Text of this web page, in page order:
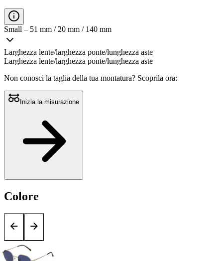
0.0
su
5.
Leggi
0
recensioni
Stesso
link
alla
pagina.
Small – 51 mm / 20 mm / 140 mm
Larghezza lente/larghezza ponte/lunghezza aste
Larghezza lente/larghezza ponte/lunghezza aste
Non conosci la taglia della tua montatura? Scoprila ora:
Inizia la misurazione
Colore